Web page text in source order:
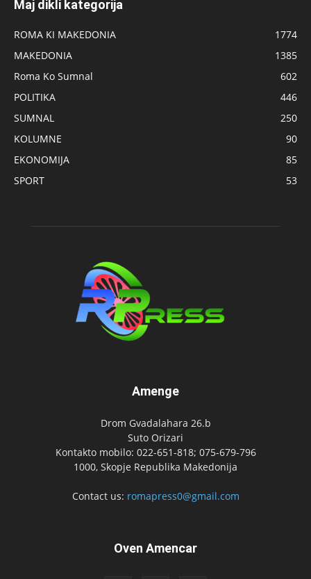
Maj dikli kategorija
ROMA KI MAKEDONIA
1774
MAKEDONIA
1385
Roma Ko Sumnal
602
POLITIKA
446
SUMNAL
250
KOLUMNE
90
EKONOMIJA
85
SPORT
53
Amenge
Drom Gvadalahara 26.b
Suto Orizari
Kontakto mobilo: 022-651-818; 075-679-796
1000, Skopje Republika Makedonija
Contact us: romapress0@gmail.com
Oven Amencar